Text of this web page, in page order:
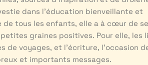
dans l’éducation bienveillante et
de tous les enfants, elle a à cœur de
graines positives. Pour elle, les
de voyages, et l’écriture, l’occasion
et importants messages.